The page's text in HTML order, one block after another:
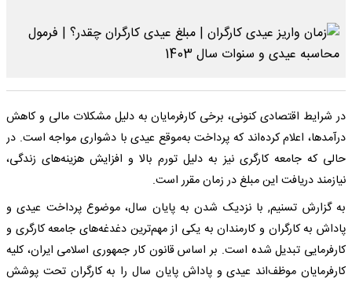
در شرایط اقتصادی کنونی، برخی کارفرمایان به دلیل مشکلات مالی و کاهش
درآمدها، اعلام کرده‌اند که پرداخت به‌موقع عیدی با دشواری‌ مواجه است. در
حالی که جامعه کارگری نیز به دلیل تورم بالا و افزایش هزینه‌های زندگی،
نیازمند دریافت این مبلغ در زمان مقرر است.
به گزارش تسنیم, با نزدیک شدن به پایان سال، موضوع پرداخت عیدی و
پاداش به کارگران و کارمندان به یکی از مهم‌ترین دغدغه‌های جامعه کارگری و
کارفرمایی تبدیل شده است. بر اساس قانون کار جمهوری اسلامی ایران، کلیه
کارفرمایان موظف‌اند عیدی و پاداش پایان سال را به کارگران تحت پوشش